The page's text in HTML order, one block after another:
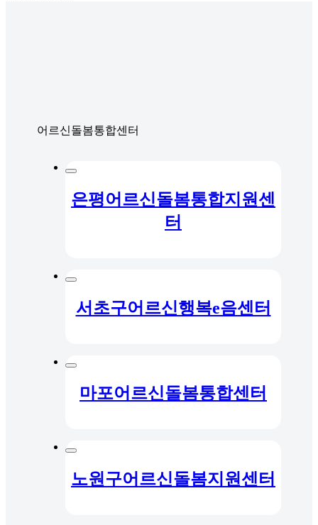
어르신돌봄통합센터
은평어르신돌봄통합지원센
터
서초구어르신행복e음센터
마포어르신돌봄통합센터
노원구어르신돌봄지원센터